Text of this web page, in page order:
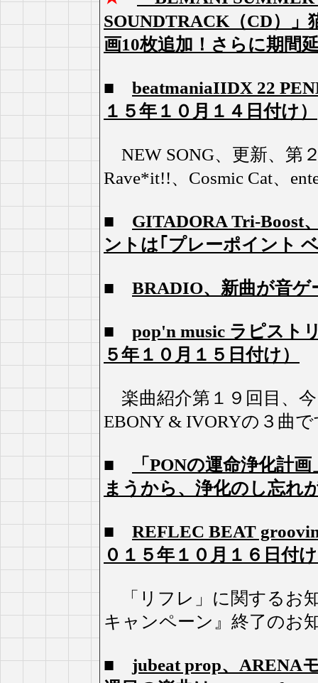
SOUNDTRACK（CD）
画10枚追加！さらに期間
■ beatmaniaIIDX 22
１５年１０月１４日付け）
NEW SONG、更新、第
Rave*it!!、Cosmic Cat、
■ GITADORA Tri-Boost
ントは｢プレーポイント
■ BRADIO、新曲が音
■ pop'n music ラピスト
５年１０月１５日付け）
楽曲紹介第１９回目、今
EBONY & IVORYの３曲
■
「PONの運命浄化計
まうから、浄化のし忘れ
■ REFLEC BEAT
０１５年１０月１６日付
「リフレ」に関するお
キャンペーン』終了のお
■ jubeat prop、ARENA